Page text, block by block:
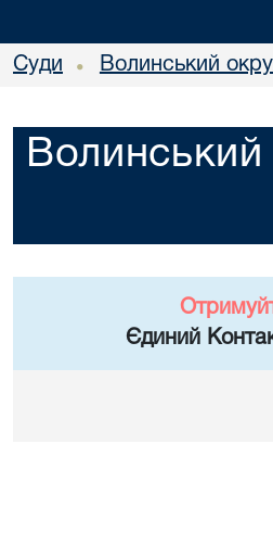
Суди • Волинський
Волинський
Єдиний